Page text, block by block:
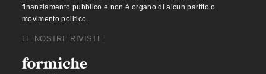
finanziamento pubblico e non è organo di alcun partito o
movimento politico.
LE NOSTRE RIVISTE